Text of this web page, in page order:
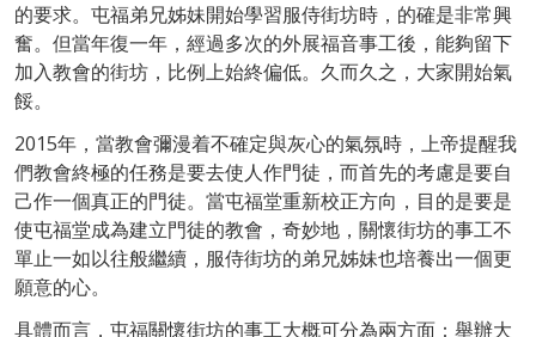
的要求。屯福弟兄姊妹開始學習服侍街坊時，的確是非常興
奮。但當年復一年，經過多次的外展福音事工後，能夠留下
加入教會的街坊，比例上始終偏低。久而久之，大家開始氣
餒。
2015年，當教會彌漫着不確定與灰心的氣氛時，上帝提醒我
們教會終極的任務是要去使人作門徒，而首先的考慮是要自
己作一個真正的門徒。當屯福堂重新校正方向，目的是要是
使屯福堂成為建立門徒的教會，奇妙地，關懷街坊的事工不
單止一如以往般繼續，服侍街坊的弟兄姊妹也培養出一個更
願意的心。
具體而言，屯福關懷街坊的事工大概可分為兩方面：舉辦大